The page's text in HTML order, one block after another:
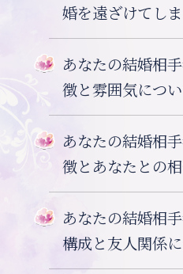
婚を遠ざけてし
あなたの結婚相
徴と雰囲気につ
あなたの結婚相
徴とあなたとの
あなたの結婚相
構成と友人関係